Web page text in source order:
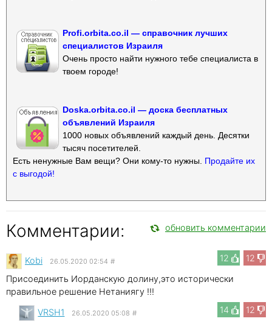
Profi.orbita.co.il — справочник лучших
специалистов Израиля
Очень просто найти нужного тебе специалиста в
твоем городе!
Doska.orbita.co.il — доска бесплатных
объявлений Израиля
1000 новых объявлений каждый день. Десятки
тысяч посетителей.
Есть ненужные Вам вещи? Они кому-то нужны. Продайте их
с выгодой!
Комментарии: обновить комментарии
12 12
Kobi 26.05.2020 02:54 #
Присоединить Иорданскую долину,это исторически
правильное решение Нетаниягу !!!
14
12
VRSH1 26.05.2020 05:08 #